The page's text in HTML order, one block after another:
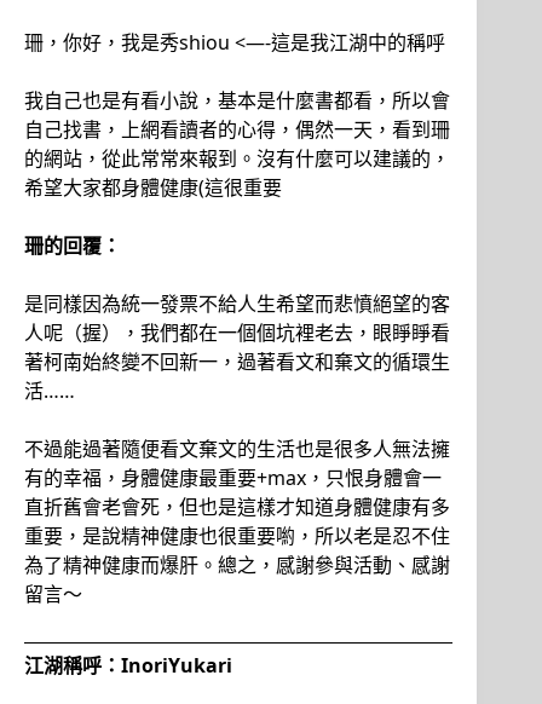
珊，你好，我是秀shiou <—-這是我江湖中的稱呼
我自己也是有看小說，基本是什麼書都看，所以會
自己找書，上網看讀者的心得，偶然一天，看到珊
的網站，從此常常來報到。沒有什麼可以建議的，
希望大家都身體健康(這很重要
珊的回覆：
是同樣因為統一發票不給人生希望而悲憤絕望的客
人呢（握），我們都在一個個坑裡老去，眼睜睜看
著柯南始終變不回新一，過著看文和棄文的循環生
活……
不過能過著隨便看文棄文的生活也是很多人無法擁
有的幸福，身體健康最重要+max，只恨身體會一
直折舊會老會死，但也是這樣才知道身體健康有多
重要，是說精神健康也很重要喲，所以老是忍不住
為了精神健康而爆肝。總之，感謝參與活動、感謝
留言～
江湖稱呼：InoriYukari